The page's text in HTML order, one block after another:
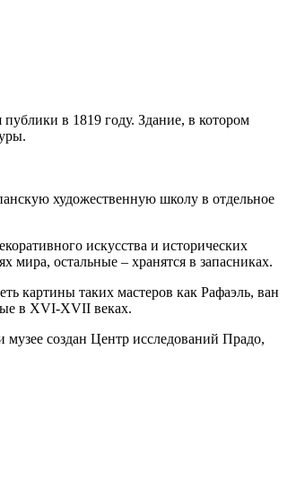
в 1819 году. Здание, в котором
художественную школу в отдельное
искусства и исторических
мира, остальные – хранятся в запасниках.
картины таких мастеров как Рафаэль, ван
в XVI-XVII веках.
создан Центр исследований Прадо,